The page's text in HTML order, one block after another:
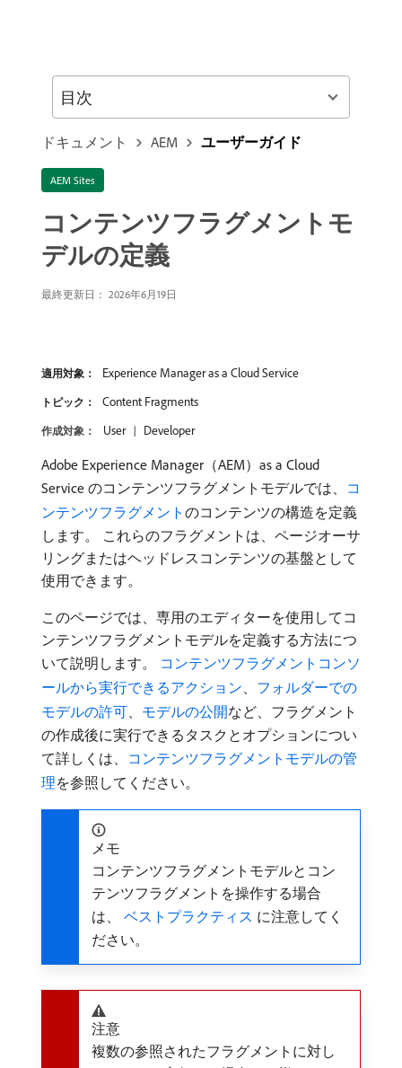
ドキュメント AEM ユーザーガイド
AEM Sites
コンテンツフラグメントモ
デルの定義
最終更新日： 2026年6月19日
適用対象： Experience Manager as a Cloud Service
トピック： Content Fragments
作成対象： User Developer
Adobe Experience Manager（AEM）as a Cloud
Service のコンテンツフラグメントモデルでは、 コ
ンテンツフラグメント のコンテンツの構造を定義
します。 これらのフラグメントは、ページオーサ
リングまたはヘッドレスコンテンツの基盤として
使用できます。
このページでは、専用のエディターを使用してコ
ンテンツフラグメントモデルを定義する方法につ
いて説明します。 コンテンツフラグメントコンソ
ールから実行できるアクション、 フォルダーでの
モデルの許可、 モデルの公開など、フラグメント
の作成後に実行できるタスクとオプションについ
て詳しくは、 コンテンツフラグメントモデルの管
理を参照してください。
メモ
コンテンツフラグメントモデルとコン
テンツフラグメントを操作する場合
は、
​ ベストプラクティス ​ に注意してく
ださい。
注意
複数の参照されたフラグメントに対し
目次